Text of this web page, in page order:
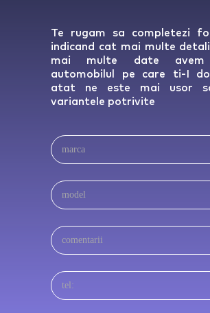
Te rugam sa completezi
indicand cat mai multe
mai multe date avem
automobilul pe care ti-I
atat ne este mai usor
variantele potrivite